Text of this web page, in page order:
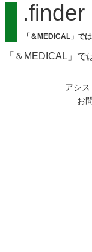
.finder
「＆MEDICAL」で
「＆MEDICAL」で
アシ
お